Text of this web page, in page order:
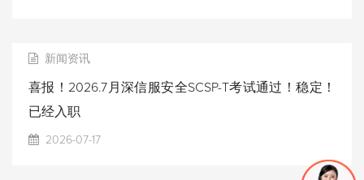
新闻资讯
喜报！2026.7月深信服安全SCSP-T考试通过！稳定！
已经入职
2026-07-17